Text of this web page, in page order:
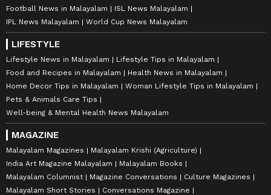
Football News in Malayalam
ISL News Malayalam
IPL News Malayalam
World Cup News Malayalam
LIFESTYLE
Lifestyle News in Malayalam
Lifestyle Tips in Malayalam
Food and Recipes in Malayalam
Health News in Malayalam
Home Decor Tips in Malayalam
Woman Lifestyle Tips in Malayalam
Pets & Animals Care Tips
Well-being & Mental Health News Malayalam
MAGAZINE
Malayalam Magazines
Malayalam Krishi (Agriculture)
India Art Magazine Malayalam
Malayalam Books
Malayalam Columnist
Magazine Conversations
Culture Magazines
Malayalam Short Stories
Conversations Magazine